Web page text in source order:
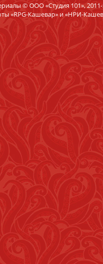
© ООО «Студия 101»,
«RPG-Кашевар» и «НРИ-